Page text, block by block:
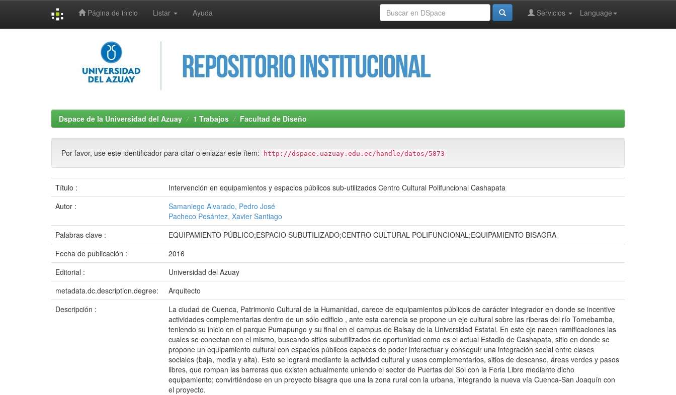
Página de inicio Listar Ayuda Language
Servicios
Dspace de la Universidad del Azuay 1 Trabajos Facultad de Diseño
Por favor, use este identificador para citar o enlazar este ítem: http://dspace.uazuay.edu.ec/handle/datos/5873
Título :
Intervención en equipamientos y espacios públicos sub-utilizados Centro Cultural Polifuncional Cashapata
Autor :
Samaniego Alvarado, Pedro José
Pacheco Pesántez, Xavier Santiago
Palabras clave :
EQUIPAMIENTO PÚBLICO;ESPACIO SUBUTILIZADO;CENTRO CULTURAL POLIFUNCIONAL;EQUIPAMIENTO BISAGRA
Fecha de publicación :
2016
Editorial :
Universidad del Azuay
metadata.dc.description.degree:
Arquitecto
Descripción :
La ciudad de Cuenca, Patrimonio Cultural de la Humanidad, carece de equipamientos públicos de carácter integrador en donde se incentive
actividades complementarias dentro de un sólo edificio , ante esta carencia se propone un eje cultural sobre las riberas del río Tomebamba,
teniendo su inicio en el parque Pumapungo y su final en el campus de Balsay de la Universidad Estatal. En este eje nacen ramificaciones las
cuales se conectan con el mismo, buscando sitios subutilizados de oportunidad como es el actual Estadio de Cashapata, sitio en donde se
propone un equipamiento cultural con espacios públicos capaces de poder interactuar y conseguir una integración social entre clases
sociales (baja, media y alta). Esto se logrará mediante la actividad cultural y usos complementarios, sitios de descanso, áreas verdes y pasos
libres, que rompan las barreras que existen actualmente uniendo el sector de Puertas del Sol con la Feria Libre mediante dicho
equipamiento; convirtiéndose en un proyecto bisagra que una la zona rural con la urbana, integrando la nueva vía Cuenca-San Joaquín con
el proyecto.